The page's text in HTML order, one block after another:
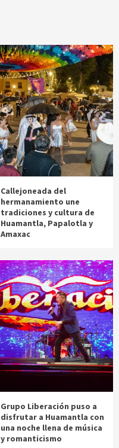
Callejoneada del
hermanamiento une
tradiciones y cultura de
Huamantla, Papalotla y
Amaxac
Grupo Liberación puso a
disfrutar a Huamantla con
una noche llena de música
y romanticismo